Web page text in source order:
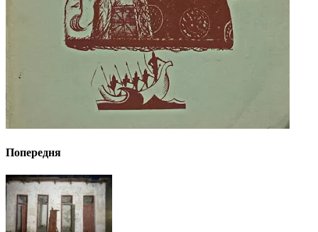
Попередня